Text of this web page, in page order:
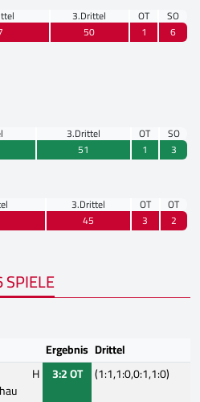
3.Drittel OT
SO
50 1 6
3.Drittel OT
SO
51 1 3
3.Drittel OT
OT
45 3 2
Ergebnis Drittel
H 3:2 OT (1:1,1:0,0:1,1:0)